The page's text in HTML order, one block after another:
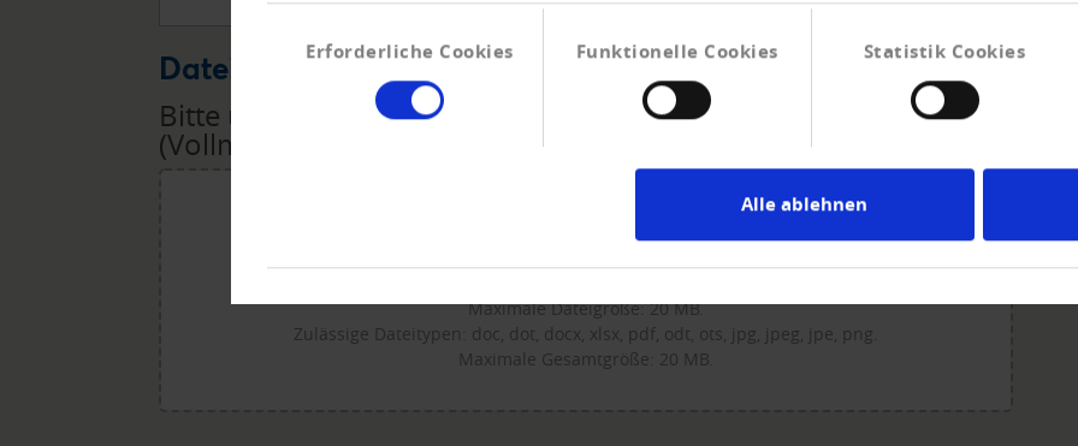
Erforderliche Cookies Funktionelle Cookies Statistik Cookies
Alle ablehnen
Datei Upload
Bitte übermitteln Sie uns die erforderlichen Unterlagen
(Vollmacht, Rechnungen, Lieferscheine, ...) per Upload.
Maximale Dateigröße: 20 MB.
Zulässige Dateitypen: doc, dot, docx, xlsx, pdf, odt, ots, jpg, jpeg, jpe, png.
Maximale Gesamtgröße: 20 MB.